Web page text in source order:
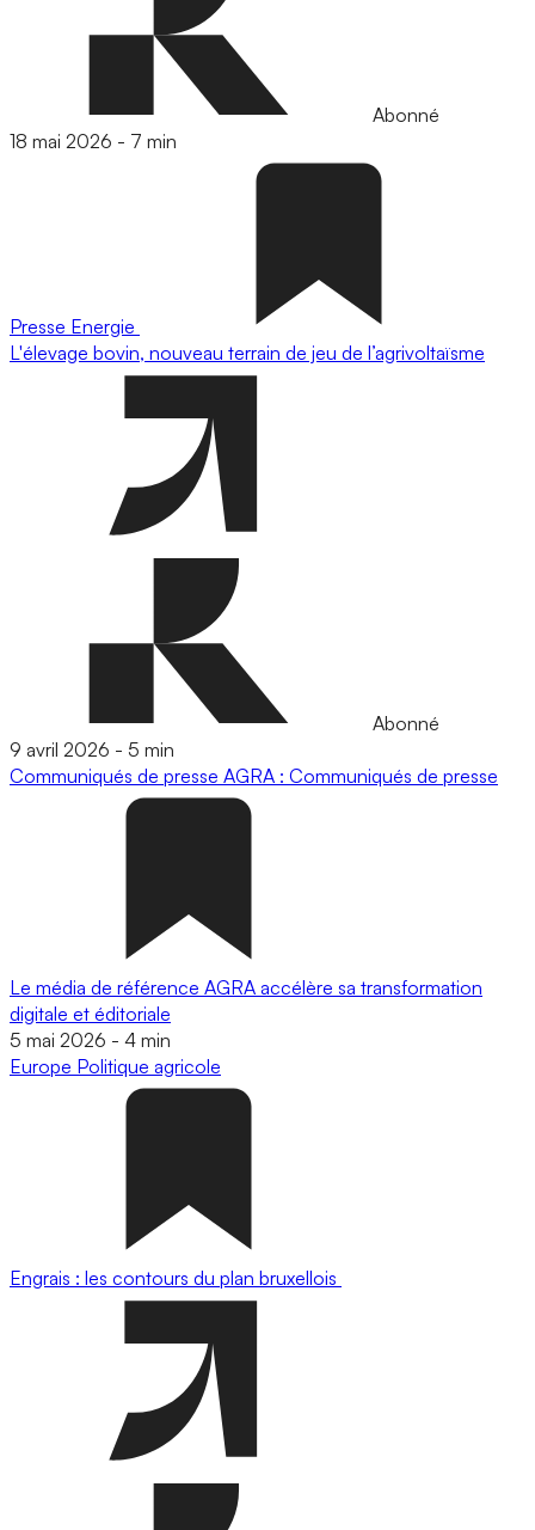
Abonné
18 mai 2026 - 7 min
Presse Energie
L'élevage bovin, nouveau terrain de jeu de l’agrivoltaïsme
Abonné
9 avril 2026 - 5 min
Communiqués de presse AGRA : Communiqués de presse
Le média de référence AGRA accélère sa transformation
digitale et éditoriale
5 mai 2026 - 4 min
Europe Politique agricole
Engrais : les contours du plan bruxellois